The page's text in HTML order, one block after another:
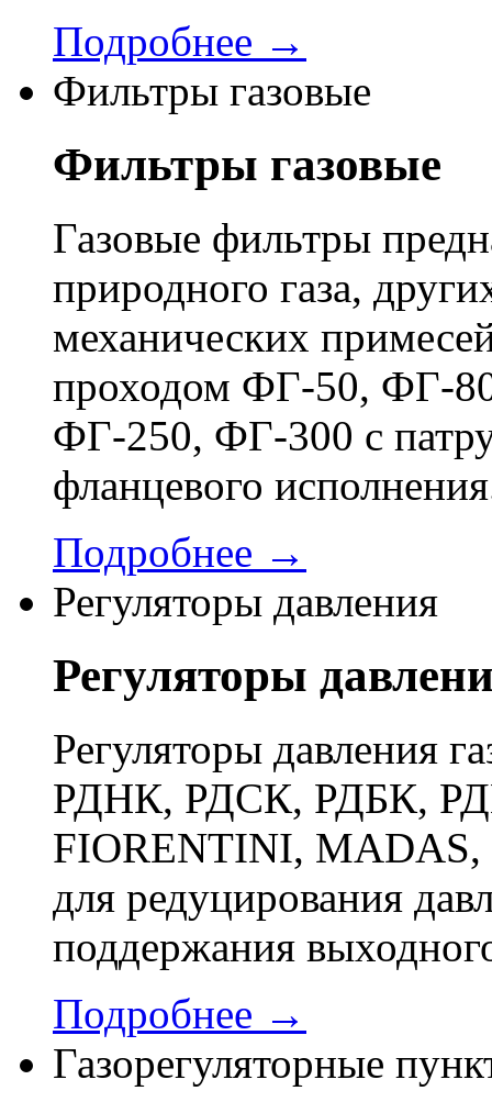
Подробнее →
Фильтры газовые
Фильтры газовые
Газовые фильтры
природного газа,
механических
проходом ФГ-50, ФГ-
ФГ-250, ФГ-300 с
фланцевого
Подробнее →
Регуляторы давления
Регуляторы
Регуляторы давления
РДНК, РДСК, РДБК,
FIORENTINI, MADAS,
для редуцирования
поддержания
Подробнее →
Газорегуляторные